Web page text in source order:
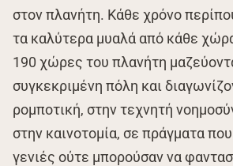
στον πλανήτη. Κάθε χρόνο
τα καλύτερα μυαλά από κάθε
190 χώρες του πλανήτη
συγκεκριμένη πόλη και
ρομποτική, στην τεχνητή
στην καινοτομία, σε πράγματα
γενιές ούτε μπορούσαν να